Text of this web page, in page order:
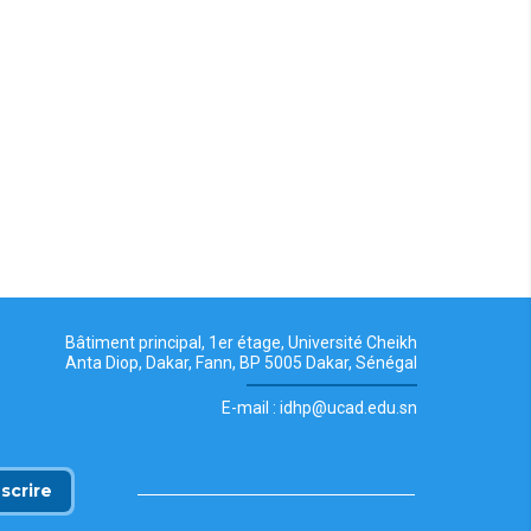
Bâtiment principal, 1er étage, Université Cheikh
Anta Diop, Dakar, Fann, BP 5005 Dakar, Sénégal
E-mail : idhp@ucad.edu.sn